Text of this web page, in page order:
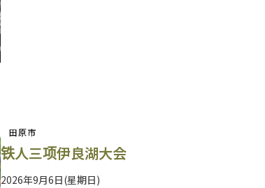
田原市
铁人三项伊良湖大会
2026年9月6日(星期日)